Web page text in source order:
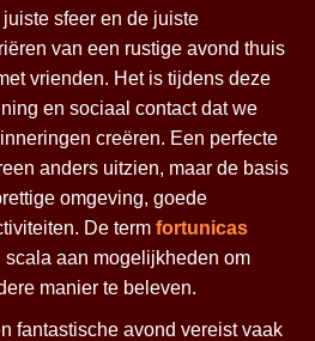
sfeer en de juiste
van een rustige avond thuis
vrienden. Het is tijdens deze
en sociaal contact dat we
creëren. Een perfecte
anders uitzien, maar de basis
omgeving, goede
De term fortunicas
aan mogelijkheden om
manier te beleven.
fantastische avond vereist vaak